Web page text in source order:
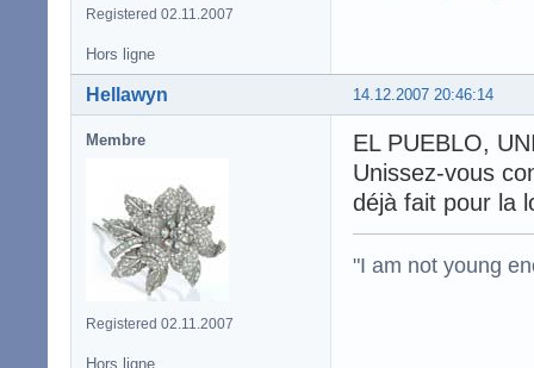
Registered 02.11.2007
Hors ligne
14.12.2007 20:46:14
Hellawyn
Membre
Registered 02.11.2007
EL PUEBLO,
Unissez-vous
déjà fait pour la
"I am not young
Hors ligne